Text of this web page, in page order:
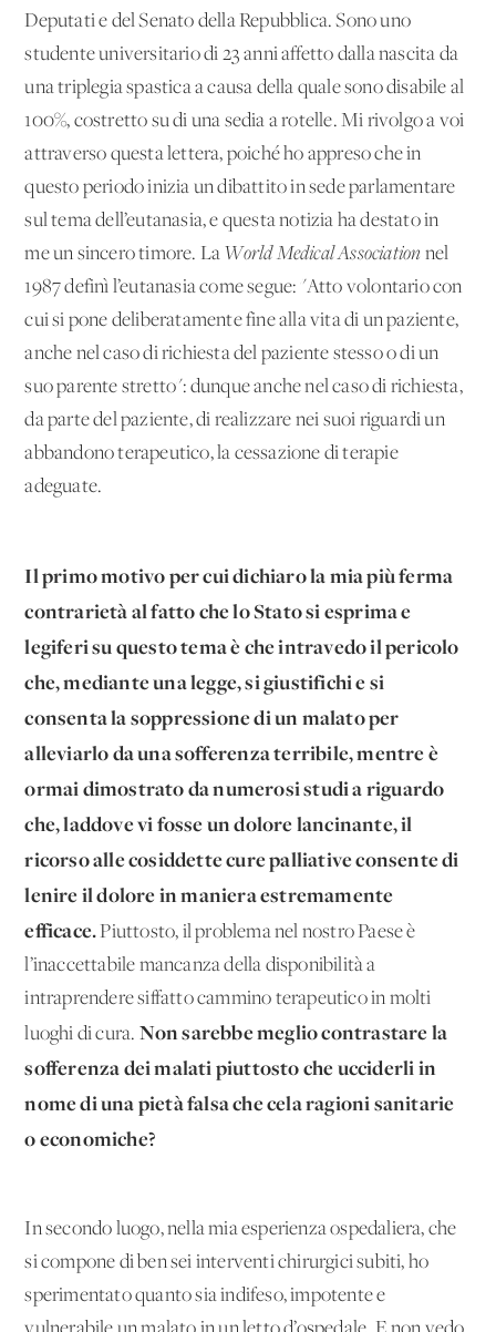
Deputati e del Senato della Repubblica. Sono uno
studente universitario di 23 anni affetto dalla nascita da
una triplegia spastica a causa della quale sono disabile al
100%, costretto su di una sedia a rotelle. Mi rivolgo a voi
attraverso questa lettera, poiché ho appreso che in
questo periodo inizia un dibattito in sede parlamentare
sul tema dell’eutanasia, e questa notizia ha destato in
me un sincero timore. La World Medical Association nel
1987 definì l’eutanasia come segue: "Atto volontario con
cui si pone deliberatamente fine alla vita di un paziente,
anche nel caso di richiesta del paziente stesso o di un
suo parente stretto": dunque anche nel caso di richiesta,
da parte del paziente, di realizzare nei suoi riguardi un
abbandono terapeutico, la cessazione di terapie
adeguate.
Il primo motivo per cui dichiaro la mia più ferma
contrarietà al fatto che lo Stato si esprima e
legiferi su questo tema è che intravedo il pericolo
che, mediante una legge, si giustifichi e si
consenta la soppressione di un malato per
alleviarlo da una sofferenza terribile, mentre è
ormai dimostrato da numerosi studi a riguardo
che, laddove vi fosse un dolore lancinante, il
ricorso alle cosiddette cure palliative consente di
lenire il dolore in maniera estremamente
efficace.Piuttosto, il problema nel nostro Paese è
l’inaccettabile mancanza della disponibilità a
intraprendere siffatto cammino terapeutico in molti
luoghi di cura. Non sarebbe meglio contrastare la
sofferenza dei malati piuttosto che ucciderli in
nome di una pietà falsa che cela ragioni sanitarie
o economiche?
In secondo luogo, nella mia esperienza ospedaliera, che
si compone di ben sei interventi chirurgici subiti, ho
sperimentato quanto sia indifeso, impotente e